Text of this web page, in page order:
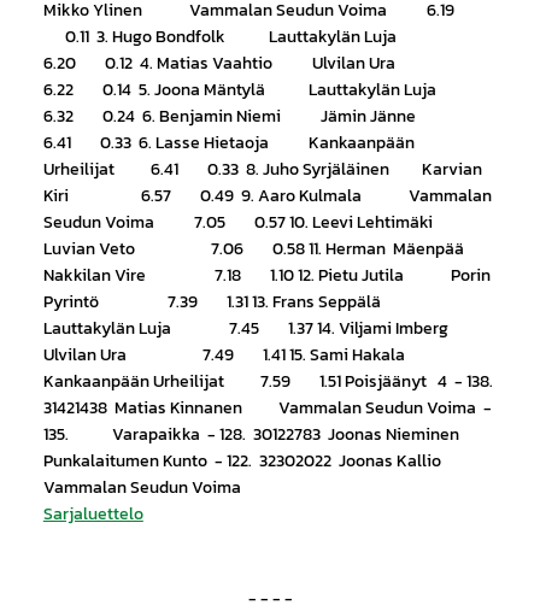
Mikko Ylinen Vammalan Seudun Voima 6.19
0.11 3. Hugo Bondfolk Lauttakylän Luja
6.20 0.12 4. Matias Vaahtio Ulvilan Ura
6.22 0.14 5. Joona Mäntylä Lauttakylän Luja
6.32 0.24 6. Benjamin Niemi Jämin Jänne
6.41 0.33 6. Lasse Hietaoja Kankaanpään
Urheilijat 6.41 0.33 8. Juho Syrjäläinen Karvian
Kiri 6.57 0.49 9. Aaro Kulmala Vammalan
Seudun Voima 7.05 0.57 10. Leevi Lehtimäki
Luvian Veto 7.06 0.58 11. Herman Mäenpää
Nakkilan Vire 7.18 1.10 12. Pietu Jutila Porin
Pyrintö 7.39 1.31 13. Frans Seppälä
Lauttakylän Luja 7.45 1.37 14. Viljami Imberg
Ulvilan Ura 7.49 1.41 15. Sami Hakala
Kankaanpään Urheilijat 7.59 1.51 Poisjäänyt 4 - 138.
31421438 Matias Kinnanen Vammalan Seudun Voima -
135. Varapaikka - 128. 30122783 Joonas Nieminen
Punkalaitumen Kunto - 122. 32302022 Joonas Kallio
Vammalan Seudun Voima
Sarjaluettelo
- - - -